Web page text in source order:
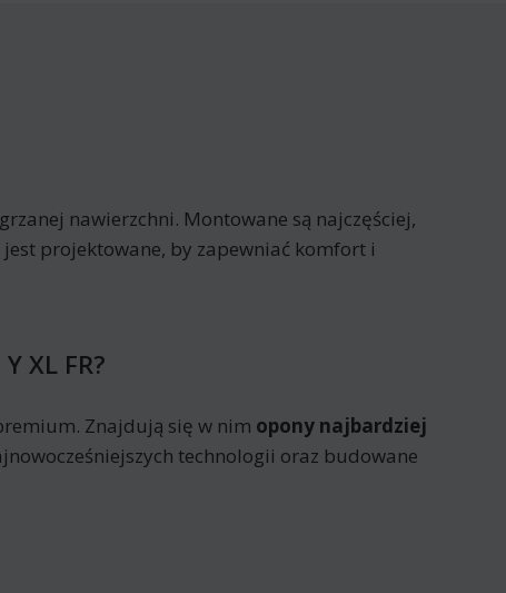
nawierzchni. Montowane są najczęściej,
projektowane, by zapewniać komfort i
XL FR?
Znajdują się w nim opony najbardziej
technologii oraz budowane